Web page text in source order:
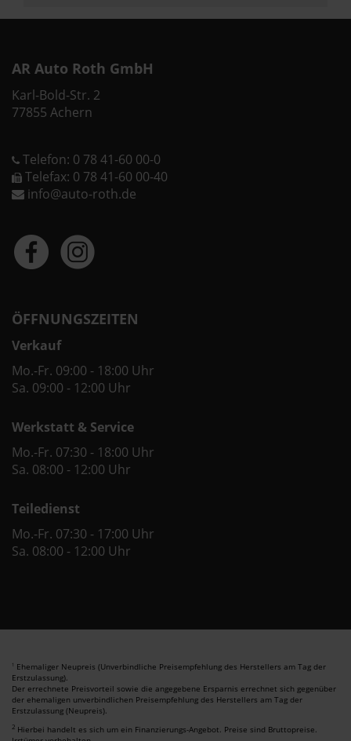
AR Auto Roth GmbH
Karl-Bold-Str. 2
77855 Achern
Telefon: 0 78 41-60 00-0
Telefax: 0 78 41-60 00-40
info@auto-roth.de
ÖFFNUNGSZEITEN
Verkauf
Mo.-Fr. 09:00 - 18:00 Uhr
Sa. 09:00 - 12:00 Uhr
Werkstatt & Service
Mo.-Fr. 07:30 - 18:00 Uhr
Sa. 08:00 - 12:00 Uhr
Teiledienst
Mo.-Fr. 07:30 - 17:00 Uhr
Sa. 08:00 - 12:00 Uhr
1 Ehemaliger Neupreis (Unverbindliche Preisempfehlung des Herstellers am Tag der
Erstzulassung).
Der errechnete Preisvorteil sowie die angegebene Ersparnis errechnet sich gegenüber
der ehemaligen unverbindlichen Preisempfehlung des Herstellers am Tag der
Erstzulassung (Neupreis).
2 Hierbei handelt es sich um ein Finanzierungs-Angebot. Preise sind Bruttopreise.